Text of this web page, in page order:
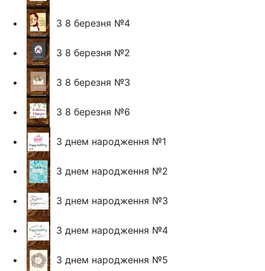
З 8 березня №4
З 8 березня №2
З 8 березня №3
З 8 березня №6
З днем народження №1
З днем народження №2
З днем народження №3
З днем народження №4
З днем народження №5